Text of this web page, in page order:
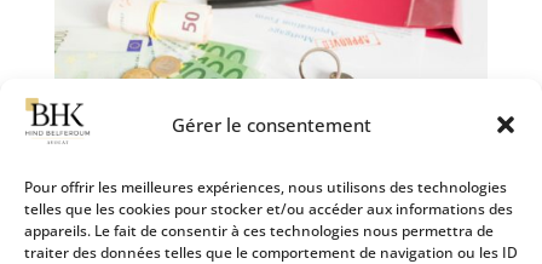
Gérer le consentement
Pour offrir les meilleures expériences, nous utilisons des technologies
telles que les cookies pour stocker et/ou accéder aux informations des
appareils. Le fait de consentir à ces technologies nous permettra de
traiter des données telles que le comportement de navigation ou les ID
La prestation compensatoire : un outil de rééquilibrage